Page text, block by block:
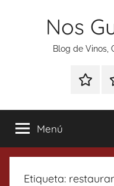
Nos
Blog de Vinos,
Especial
Tonics
Menú
Etiqueta: